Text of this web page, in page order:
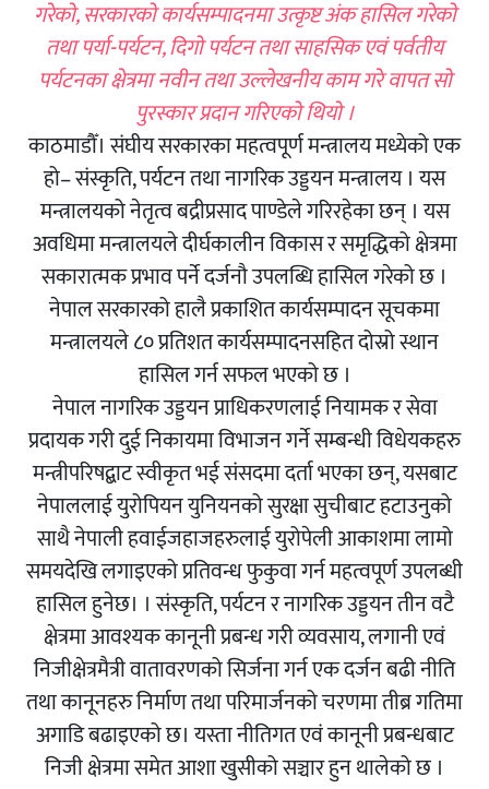
गरेको, सरकारको कार्यसम्पादनमा उत्कृष्ट अंक हासिल गरेको
तथा पर्या-पर्यटन, दिगो पर्यटन तथा साहसिक एवं पर्वतीय
पर्यटनका क्षेत्रमा नवीन तथा उल्लेखनीय काम गरे वापत सो
पुरस्कार प्रदान गरिएको थियो ।
काठमाडौँ। संघीय सरकारका महत्वपूर्ण मन्त्रालय मध्येको एक
हो– संस्कृति, पर्यटन तथा नागरिक उड्डयन मन्त्रालय । यस
मन्त्रालयको नेतृत्व बद्रीप्रसाद पाण्डेले गरिरहेका छन् । यस
अवधिमा मन्त्रालयले दीर्घकालीन विकास र समृद्धिको क्षेत्रमा
सकारात्मक प्रभाव पर्ने दर्जनौ उपलब्धि हासिल गरेको छ ।
नेपाल सरकारको हालै प्रकाशित कार्यसम्पादन सूचकमा
मन्त्रालयले ८० प्रतिशत कार्यसम्पादनसहित दोस्रो स्थान
हासिल गर्न सफल भएको छ ।
नेपाल नागरिक उड्डयन प्राधिकरणलाई नियामक र सेवा
प्रदायक गरी दुई निकायमा विभाजन गर्ने सम्बन्धी विधेयकहरु
मन्त्रीपरिषद्बाट स्वीकृत भई संसदमा दर्ता भएका छन्, यसबाट
नेपाललाई युरोपियन युनियनको सुरक्षा सुचीबाट हटाउनुको
साथै नेपाली हवाईजहाजहरुलाई युरोपेली आकाशमा लामो
समयदेखि लगाइएको प्रतिवन्ध फुकुवा गर्न महत्वपूर्ण उपलब्धी
हासिल हुनेछ। । संस्कृति, पर्यटन र नागरिक उड्डयन तीन वटै
क्षेत्रमा आवश्यक कानूनी प्रबन्ध गरी व्यवसाय, लगानी एवं
निजीक्षेत्रमैत्री वातावरणको सिर्जना गर्न एक दर्जन बढी नीति
तथा कानूनहरु निर्माण तथा परिमार्जनको चरणमा तीब्र गतिमा
अगाडि बढाइएको छ। यस्ता नीतिगत एवं कानूनी प्रबन्धबाट
निजी क्षेत्रमा समेत आशा खुसीको सञ्चार हुन थालेको छ ।